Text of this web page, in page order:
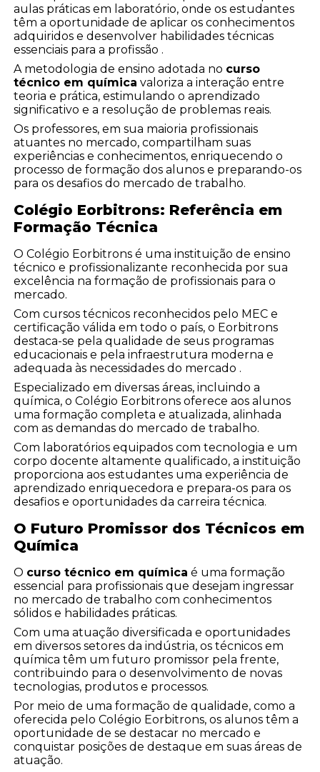
aulas práticas em laboratório, onde os estudantes
têm a oportunidade de aplicar os conhecimentos
adquiridos e desenvolver habilidades técnicas
essenciais para a profissão .
A metodologia de ensino adotada no curso
técnico em química valoriza a interação entre
teoria e prática, estimulando o aprendizado
significativo e a resolução de problemas reais.
Os professores, em sua maioria profissionais
atuantes no mercado, compartilham suas
experiências e conhecimentos, enriquecendo o
processo de formação dos alunos e preparando-os
para os desafios do mercado de trabalho.
Colégio Eorbitrons: Referência em
Formação Técnica
O Colégio Eorbitrons é uma instituição de ensino
técnico e profissionalizante reconhecida por sua
excelência na formação de profissionais para o
mercado.
Com cursos técnicos reconhecidos pelo MEC e
certificação válida em todo o país, o Eorbitrons
destaca-se pela qualidade de seus programas
educacionais e pela infraestrutura moderna e
adequada às necessidades do mercado .
Especializado em diversas áreas, incluindo a
química, o Colégio Eorbitrons oferece aos alunos
uma formação completa e atualizada, alinhada
com as demandas do mercado de trabalho.
Com laboratórios equipados com tecnologia e um
corpo docente altamente qualificado, a instituição
proporciona aos estudantes uma experiência de
aprendizado enriquecedora e prepara-os para os
desafios e oportunidades da carreira técnica.
O Futuro Promissor dos Técnicos em
Química
O curso técnico em química é uma formação
essencial para profissionais que desejam ingressar
no mercado de trabalho com conhecimentos
sólidos e habilidades práticas.
Com uma atuação diversificada e oportunidades
em diversos setores da indústria, os técnicos em
química têm um futuro promissor pela frente,
contribuindo para o desenvolvimento de novas
tecnologias, produtos e processos.
Por meio de uma formação de qualidade, como a
oferecida pelo Colégio Eorbitrons, os alunos têm a
oportunidade de se destacar no mercado e
conquistar posições de destaque em suas áreas de
atuação.